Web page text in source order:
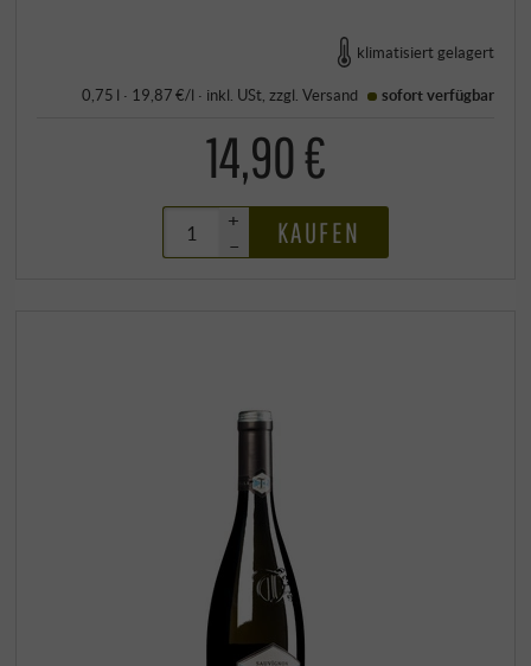
klimatisiert gelagert
0,75 l · 19,87 €/l · inkl. USt, zzgl.Versand sofort verfügbar
14,90 €
+
–
KAUFEN